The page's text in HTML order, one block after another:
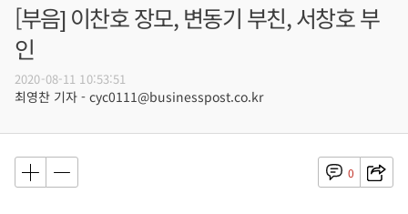
[부음] 이찬호 장모, 변동기 부친, 서창호 부
인
2020-08-11 10:53:51
최영찬 기자 - cyc0111@businesspost.co.kr
0